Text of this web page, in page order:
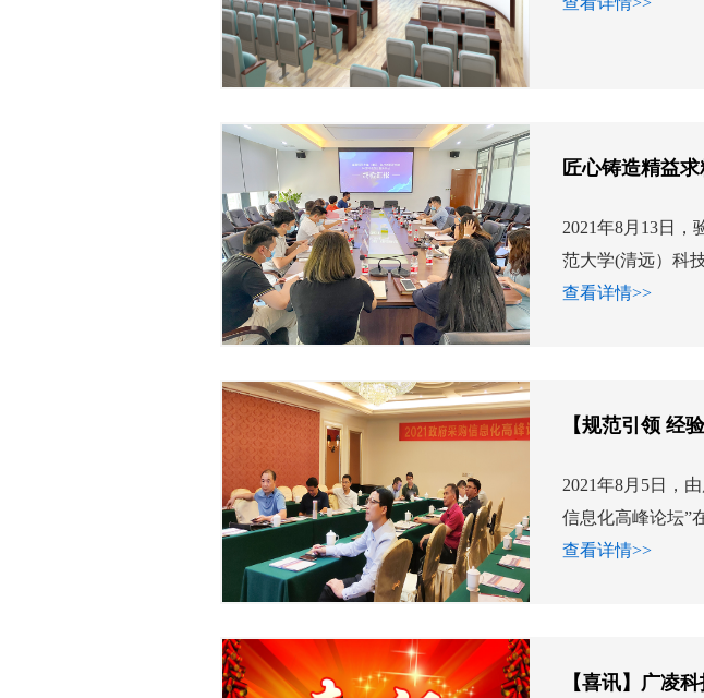
匠心铸造精益
2021年8月13日
范大学(清远）科
查看详情>>
【规范引领 经
2021年8月5日，
信息化高峰论坛”
查看详情>>
【喜讯】广凌